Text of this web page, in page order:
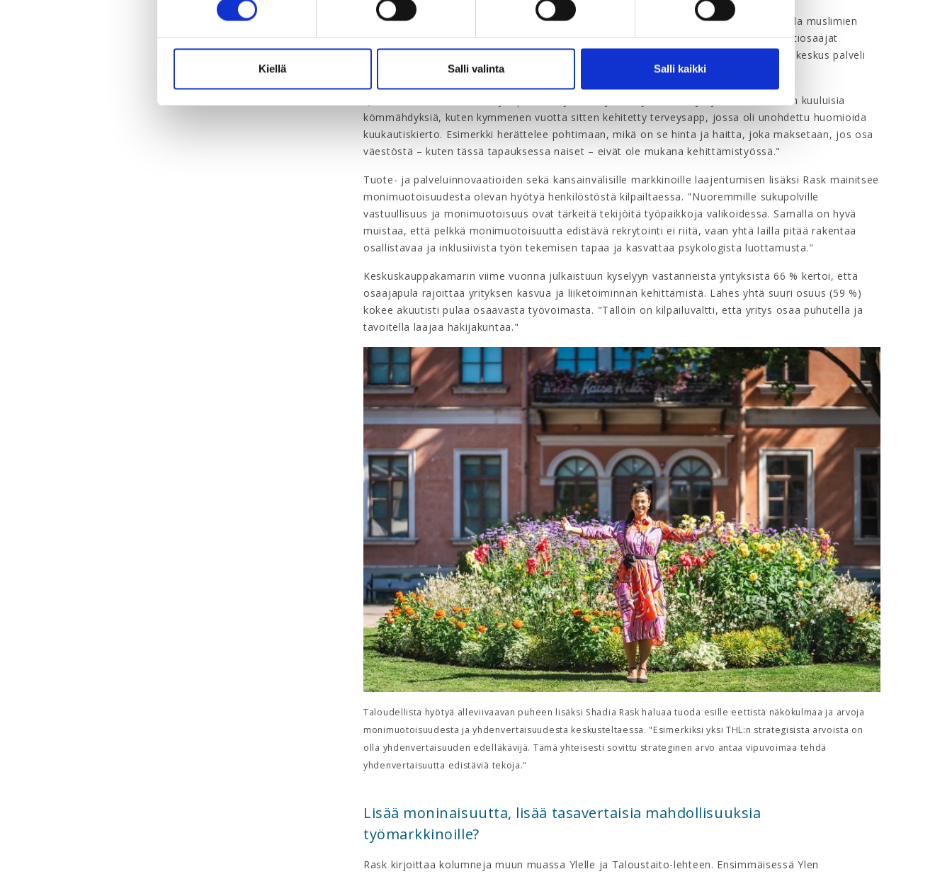
Kiellä Salli valinta Salli kaikki
Rask nostaa esille kauppakeskus Itiksen oivalluksen kasvattaa myyntiään huomioimalla muslimien
viettämä eid-juhla. Itiksen yhteistyökumppaneina olleet muslimitaustaiset markkinointiosaajat
keksivät huomioida eid-juhlaa viettävät sopivin tarjouksin ja tapahtumin. Näin kauppakeskus palveli
paremmin asiakaskuntaansa, johon kuuluu paljon muslimeja.
"Jos taasen koolla on liian yksipuolinen joukko työntekijöitä, voi syntyä niitä surullisen kuuluisia
kömmähdyksiä, kuten kymmenen vuotta sitten kehitetty terveysapp, jossa oli unohdettu huomioida
kuukautiskierto. Esimerkki herättelee pohtimaan, mikä on se hinta ja haitta, joka maksetaan, jos osa
väestöstä – kuten tässä tapauksessa naiset – eivät ole mukana kehittämistyössä."
Tuote- ja palveluinnovaatioiden sekä kansainvälisille markkinoille laajentumisen lisäksi Rask mainitsee
monimuotoisuudesta olevan hyötyä henkilöstöstä kilpailtaessa. "Nuoremmille sukupolville
vastuullisuus ja monimuotoisuus ovat tärkeitä tekijöitä työpaikkoja valikoidessa. Samalla on hyvä
muistaa, että pelkkä monimuotoisuutta edistävä rekrytointi ei riitä, vaan yhtä lailla pitää rakentaa
osallistavaa ja inklusiivista työn tekemisen tapaa ja kasvattaa psykologista luottamusta."
Keskuskauppakamarin viime vuonna julkaistuun kyselyyn vastanneista yrityksistä 66 % kertoi, että
osaajapula rajoittaa yrityksen kasvua ja liiketoiminnan kehittämistä. Lähes yhtä suuri osuus (59 %)
kokee akuutisti pulaa osaavasta työvoimasta. "Tällöin on kilpailuvaltti, että yritys osaa puhutella ja
tavoitella laajaa hakijakuntaa."
Taloudellista hyötyä alleviivaavan puheen lisäksi Shadia Rask haluaa tuoda esille eettistä näkökulmaa ja arvoja
monimuotoisuudesta ja yhdenvertaisuudesta keskusteltaessa. "Esimerkiksi yksi THL:n strategisista arvoista on
olla yhdenvertaisuuden edelläkävijä. Tämä yhteisesti sovittu strateginen arvo antaa vipuvoimaa tehdä
yhdenvertaisuutta edistäviä tekoja."
Lisää moninaisuutta, lisää tasavertaisia mahdollisuuksia
työmarkkinoille?
Rask kirjoittaa kolumneja muun muassa Ylelle ja Taloustaito-lehteen. Ensimmäisessä Ylen